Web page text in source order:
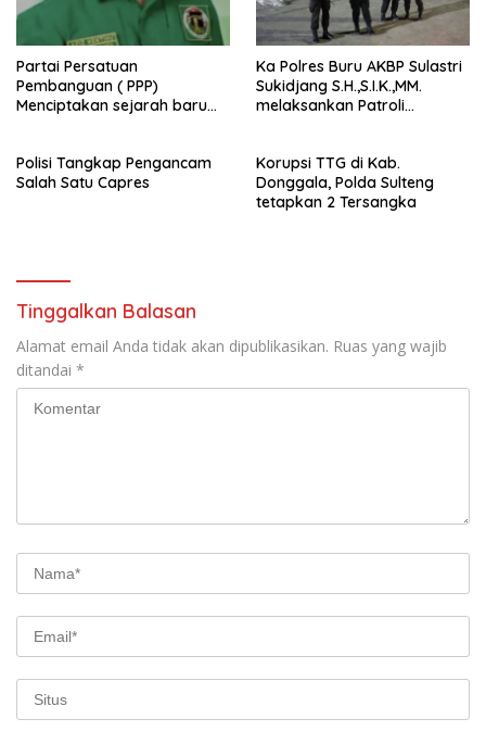
Partai Persatuan
Pembanguan ( PPP)
Menciptakan sejarah baru
Buru (Namlea).
Ka Polres Buru AKBP Sulastri
Sukidjang S.H.,S.I.K.,MM.
melaksankan Patroli
Polisi Tangkap Pengancam
Salah Satu Capres
Korupsi TTG di Kab.
Donggala, Polda Sulteng
tetapkan 2 Tersangka
Tinggalkan Balasan
Alamat email Anda tidak akan dipublikasikan. Ruas yang wajib
ditandai *